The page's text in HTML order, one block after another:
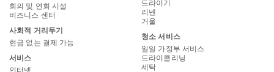
회의 및 연회 시설
비즈니스 센터
사회적 거리두기
현금 없는 결제 가능
서비스
드라이기
리넨
거울
청소 서비스
일일 가정부 서비스
드라이클리닝
세탁